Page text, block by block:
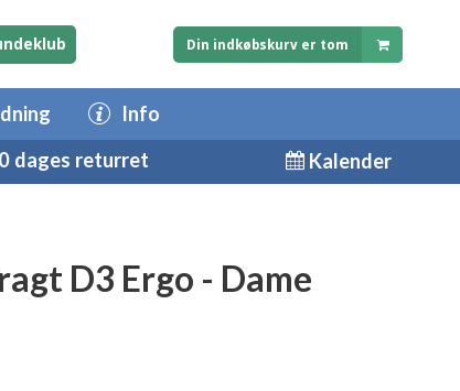
Din indkøbskurv er tom
Info
dages returret Kalender
D3 Ergo - Dame